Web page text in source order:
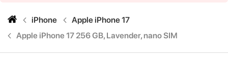
iPhone
Apple iPhone 17
Apple iPhone 17 256 GB, Lavender, nano SIM